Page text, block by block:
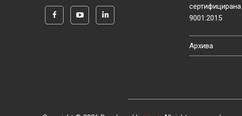
9001:2015
Архива